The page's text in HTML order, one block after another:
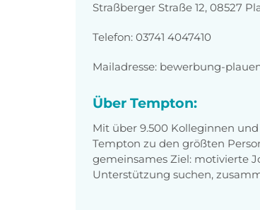
Straßberger Straße 12, 08527
Telefon: 03741 4047410
Mailadresse: bewerbung-
Über Tempton:
Mit über 9.500 Kolleginnen
Tempton zu den größten
gemeinsames Ziel: motivierte
Unterstützung suchen,